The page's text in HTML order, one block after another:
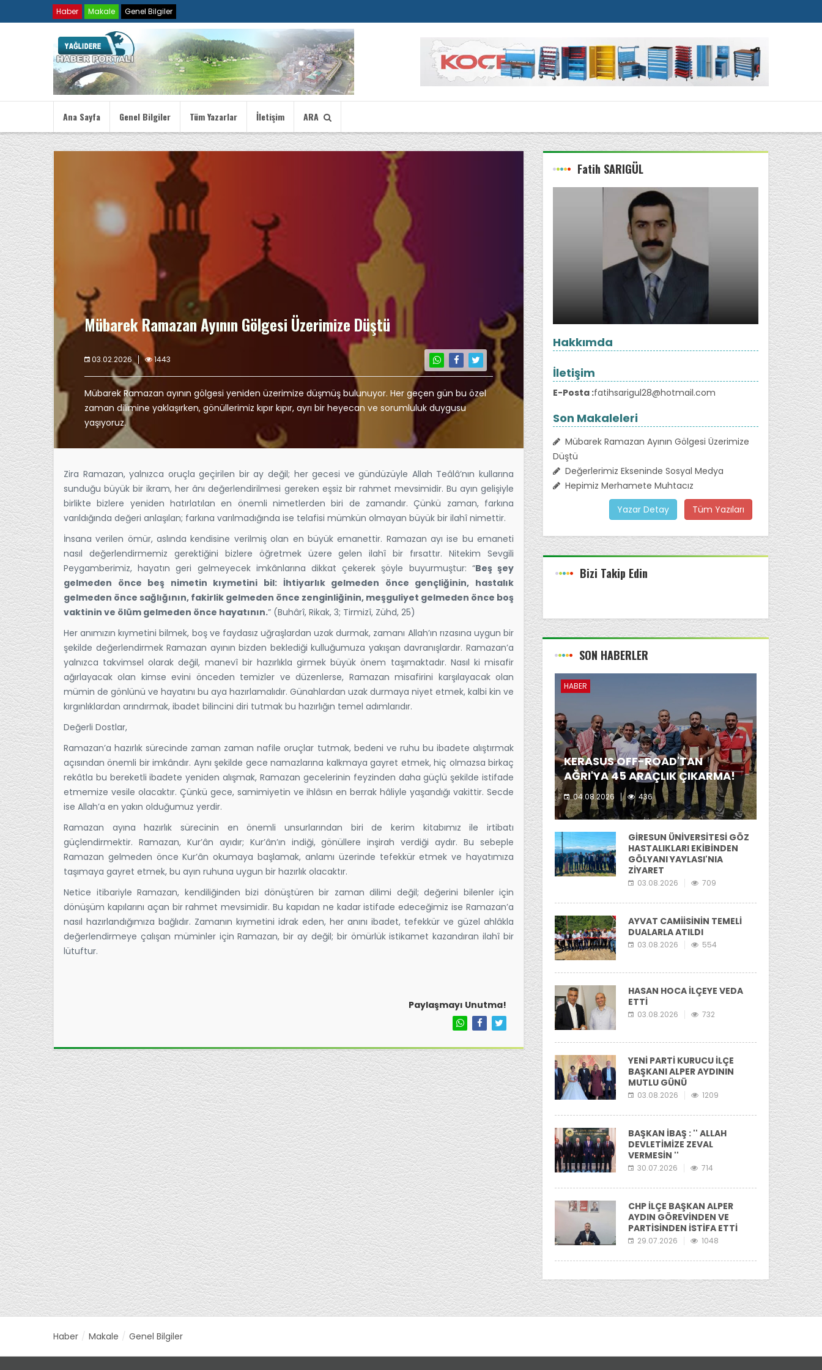
Haber Makale Genel Bilgiler
Ana Sayfa Genel Bilgiler Tüm Yazarlar İletişim ARA
Mübarek Ramazan Ayının Gölgesi Üzerimize Düştü
03.02.2026 1443
Mübarek Ramazan ayının gölgesi yeniden üzerimize düşmüş bulunuyor. Her geçen gün bu özel
zaman dilimine yaklaşırken, gönüllerimiz kıpır kıpır, ayrı bir heyecan ve sorumluluk duygusu
yaşıyoruz.
Zira Ramazan, yalnızca oruçla geçirilen bir ay değil; her gecesi ve gündüzüyle Allah Teâlâ’nın kullarına
sunduğu büyük bir ikram, her ânı değerlendirilmesi gereken eşsiz bir rahmet mevsimidir. Bu ayın gelişiyle
birlikte bizlere yeniden hatırlatılan en önemli nimetlerden biri de zamandır. Çünkü zaman, farkına
varıldığında değeri anlaşılan; farkına varılmadığında ise telafisi mümkün olmayan büyük bir ilahî nimettir.
İnsana verilen ömür, aslında kendisine verilmiş olan en büyük emanettir. Ramazan ayı ise bu emaneti
nasıl değerlendirmemiz gerektiğini bizlere öğretmek üzere gelen ilahî bir fırsattır. Nitekim Sevgili
Peygamberimiz, hayatın geri gelmeyecek imkânlarına dikkat çekerek şöyle buyurmuştur: “Beş şey
gelmeden önce beş nimetin kıymetini bil: İhtiyarlık gelmeden önce gençliğinin, hastalık
gelmeden önce sağlığının, fakirlik gelmeden önce zenginliğinin, meşguliyet gelmeden önce boş
vaktinin ve ölüm gelmeden önce hayatının.” (Buhârî, Rikak, 3; Tirmizî, Zühd, 25)
Her anımızın kıymetini bilmek, boş ve faydasız uğraşlardan uzak durmak, zamanı Allah’ın rızasına uygun bir
şekilde değerlendirmek Ramazan ayının bizden beklediği kulluğumuza yakışan davranışlardır. Ramazan’a
yalnızca takvimsel olarak değil, manevî bir hazırlıkla girmek büyük önem taşımaktadır. Nasıl ki misafir
ağırlayacak olan kimse evini önceden temizler ve düzenlerse, Ramazan misafirini karşılayacak olan
mümin de gönlünü ve hayatını bu aya hazırlamalıdır. Günahlardan uzak durmaya niyet etmek, kalbi kin ve
kırgınlıklardan arındırmak, ibadet bilincini diri tutmak bu hazırlığın temel adımlarıdır.
Değerli Dostlar,
Ramazan’a hazırlık sürecinde zaman zaman nafile oruçlar tutmak, bedeni ve ruhu bu ibadete alıştırmak
açısından önemli bir imkândır. Aynı şekilde gece namazlarına kalkmaya gayret etmek, hiç olmazsa birkaç
rekâtla bu bereketli ibadete yeniden alışmak, Ramazan gecelerinin feyzinden daha güçlü şekilde istifade
etmemize vesile olacaktır. Çünkü gece, samimiyetin ve ihlâsın en berrak hâliyle yaşandığı vakittir. Secde
ise Allah’a en yakın olduğumuz yerdir.
Ramazan ayına hazırlık sürecinin en önemli unsurlarından biri de kerim kitabımız ile irtibatı
güçlendirmektir. Ramazan, Kur’ân ayıdır; Kur’ân’ın indiği, gönüllere inşirah verdiği aydır. Bu sebeple
Ramazan gelmeden önce Kur’ân okumaya başlamak, anlamı üzerinde tefekkür etmek ve hayatımıza
taşımaya gayret etmek, bu ayın ruhuna uygun bir hazırlık olacaktır.
Netice itibariyle Ramazan, kendiliğinden bizi dönüştüren bir zaman dilimi değil; değerini bilenler için
dönüşüm kapılarını açan bir rahmet mevsimidir. Bu kapıdan ne kadar istifade edeceğimiz ise Ramazan’a
nasıl hazırlandığımıza bağlıdır. Zamanın kıymetini idrak eden, her anını ibadet, tefekkür ve güzel ahlâkla
değerlendirmeye çalışan müminler için Ramazan, bir ay değil; bir ömürlük istikamet kazandıran ilahî bir
lütuftur.
Paylaşmayı Unutma!
Fatih SARIGÜL
Hakkımda
İletişim
E-Posta :fatihsarigul28@hotmail.com
Son Makaleleri
Mübarek Ramazan Ayının Gölgesi Üzerimize
Düştü
Değerlerimiz Ekseninde Sosyal Medya
Hepimiz Merhamete Muhtacız
Yazar Detay
Tüm Yazıları
Bizi Takip Edin
SON HABERLER
HABER
KERASUS OFF-ROAD'TAN
AĞRI'YA 45 ARAÇLIK ÇIKARMA!
04.08.2026 436
Kerasus Off-Road ekibi yer aldı.
GİRESUN ÜNİVERSİTESİ GÖZ
HASTALIKLARI EKİBİNDEN
GÖLYANI YAYLASI'NIA
ZİYARET
03.08.2026 709
AYVAT CAMİİSİNİN TEMELİ
DUALARLA ATILDI
03.08.2026 554
HASAN HOCA İLÇEYE VEDA
ETTİ
03.08.2026 732
YENİ PARTİ KURUCU İLÇE
BAŞKANI ALPER AYDININ
MUTLU GÜNÜ
03.08.2026 1209
BAŞKAN İBAŞ : '' ALLAH
DEVLETİMİZE ZEVAL
VERMESİN ''
30.07.2026 714
CHP İLÇE BAŞKAN ALPER
AYDIN GÖREVİNDEN VE
PARTİSİNDEN İSTİFA ETTİ
29.07.2026 1048
Haber Makale Genel Bilgiler